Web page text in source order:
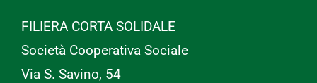
FILIERA CORTA SOLIDALE
Società Cooperativa Sociale
Via S. Savino, 54